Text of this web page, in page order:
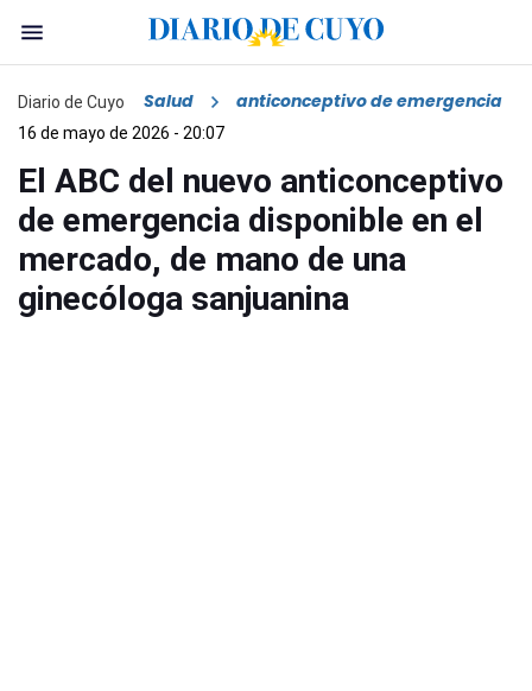
Diario de Cuyo Salud anticonceptivo de emergencia
16 de mayo de 2026 - 20:07
El ABC del nuevo anticonceptivo
de emergencia disponible en el
mercado, de mano de una
ginecóloga sanjuanina